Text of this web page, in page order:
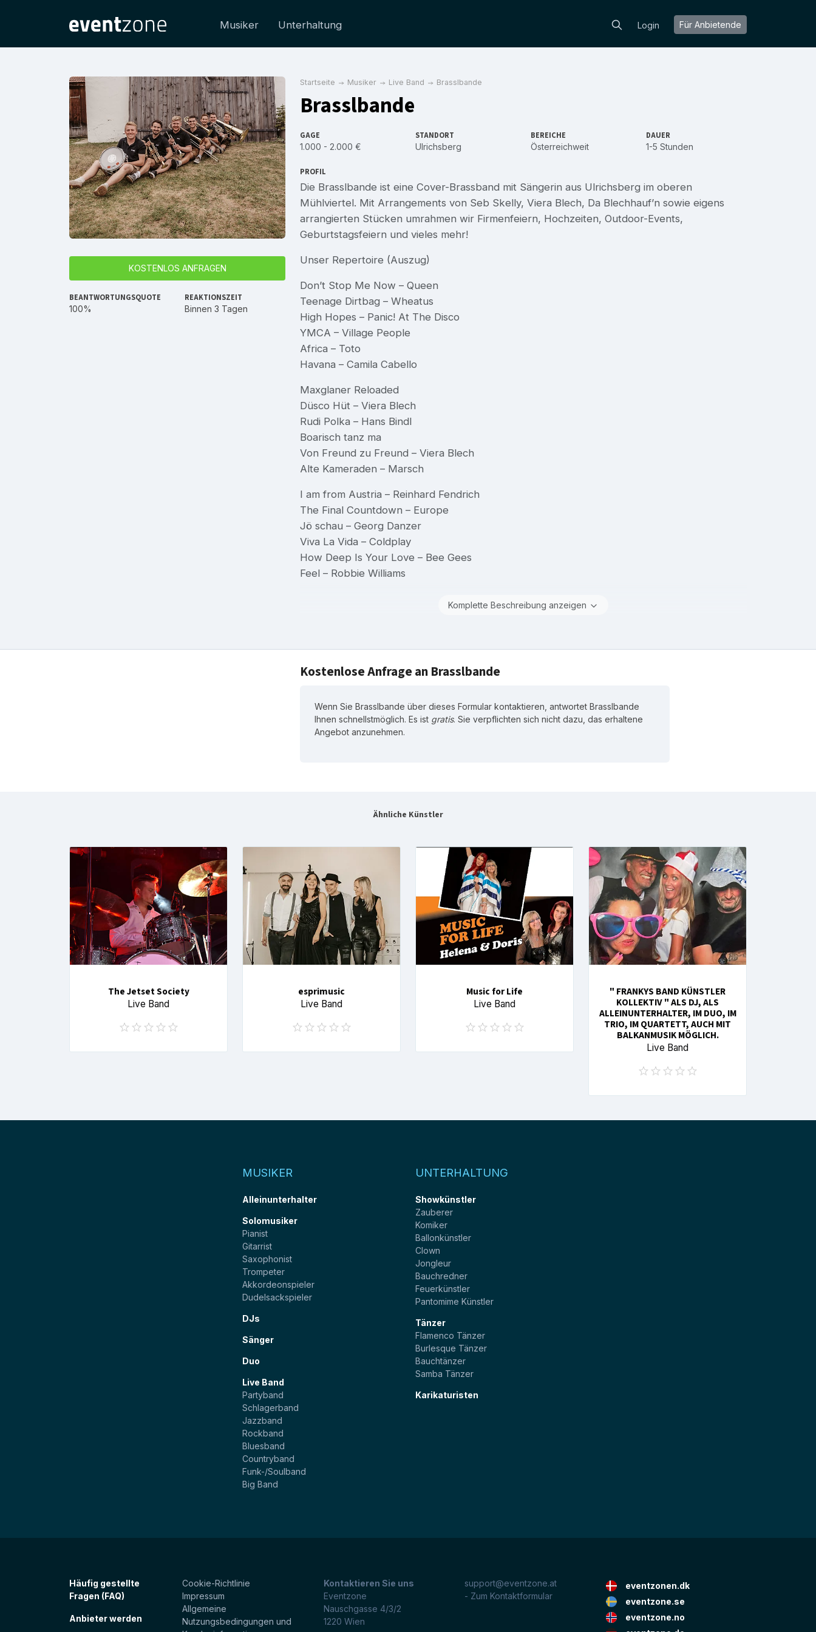
Musiker Unterhaltung Login Für Anbietende
KOSTENLOS ANFRAGEN
BEANTWORTUNGSQUOTE
100%
REAKTIONSZEIT
Binnen 3 Tagen
Startseite Musiker Live Band Brasslbande
Brasslbande
GAGE
1.000 - 2.000 €
STANDORT
Ulrichsberg
BEREICHE
Österreichweit
DAUER
1-5 Stunden
PROFIL
Die Brasslbande ist eine Cover-Brassband mit Sängerin aus Ulrichsberg im oberen
Mühlviertel. Mit Arrangements von Seb Skelly, Viera Blech, Da Blechhauf’n sowie eigens
arrangierten Stücken umrahmen wir Firmenfeiern, Hochzeiten, Outdoor-Events,
Geburtstagsfeiern und vieles mehr!
Unser Repertoire (Auszug)
Don’t Stop Me Now – Queen
Teenage Dirtbag – Wheatus
High Hopes – Panic! At The Disco
YMCA – Village People
Africa – Toto
Havana – Camila Cabello
Maxglaner Reloaded
Düsco Hüt – Viera Blech
Rudi Polka – Hans Bindl
Boarisch tanz ma
Von Freund zu Freund – Viera Blech
Alte Kameraden – Marsch
I am from Austria – Reinhard Fendrich
The Final Countdown – Europe
Jö schau – Georg Danzer
Viva La Vida – Coldplay
How Deep Is Your Love – Bee Gees
Feel – Robbie Williams
Komplette Beschreibung anzeigen
Kostenlose Anfrage an Brasslbande
Wenn Sie Brasslbande über dieses Formular kontaktieren, antwortet Brasslbande
Ihnen schnellstmöglich. Es ist gratis. Sie verpflichten sich nicht dazu, das erhaltene
Angebot anzunehmen.
Ähnliche Künstler
The Jetset Society
Live Band
esprimusic
Live Band
Music for Life
Live Band
" FRANKYS BAND KÜNSTLER
KOLLEKTIV " ALS DJ, ALS
ALLEINUNTERHALTER, IM DUO, IM
TRIO, IM QUARTETT, AUCH MIT
BALKANMUSIK MÖGLICH.
Live Band
MUSIKER
Alleinunterhalter
Solomusiker
Pianist
Gitarrist
Saxophonist
Trompeter
Akkordeonspieler
Dudelsackspieler
DJs
Sänger
Duo
Live Band
Partyband
Schlagerband
Jazzband
Rockband
Bluesband
Countryband
Funk-/Soulband
Big Band
UNTERHALTUNG
Showkünstler
Zauberer
Komiker
Ballonkünstler
Clown
Jongleur
Bauchredner
Feuerkünstler
Pantomime Künstler
Tänzer
Flamenco Tänzer
Burlesque Tänzer
Bauchtänzer
Samba Tänzer
Karikaturisten
Häufig gestellte
Fragen (FAQ)
Anbieter werden
Cookie-Richtlinie
Impressum
Allgemeine
Nutzungsbedingungen und
Kontaktieren Sie uns
Eventzone
Nauschgasse 4/3/2
1220 Wien
support@eventzone.at
- Zum Kontaktformular
eventzonen.dk
eventzone.se
eventzone.no